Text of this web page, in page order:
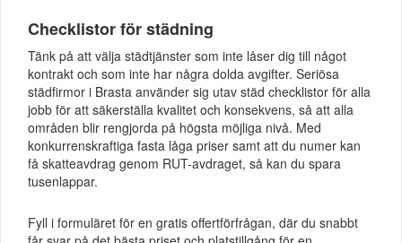
Checklistor för städning
Tänk på att välja städtjänster som inte låser dig till något
kontrakt och som inte har några dolda avgifter. Seriösa
städfirmor i Brasta använder sig utav städ checklistor för alla
jobb för att säkerställa kvalitet och konsekvens, så att alla
områden blir rengjorda på högsta möjliga nivå. Med
konkurrenskraftiga fasta låga priser samt att du numer kan
få skatteavdrag genom RUT-avdraget, så kan du spara
tusenlappar.
Fyll i formuläret för en gratis offertförfrågan, där du snabbt